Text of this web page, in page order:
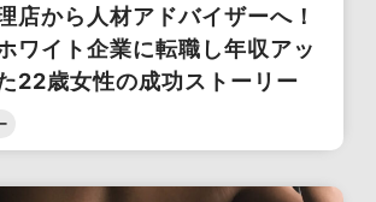
店から人材アドバイザーへ！
ワイト企業に転職し年収アッ
22歳女性の成功ストーリー